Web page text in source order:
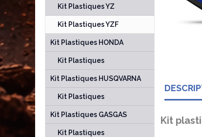
Kit Plastiques YZ
Kit Plastiques YZF
Kit Plastiques HONDA
Kit Plastiques
Kit Plastiques HUSQVARNA
Kit Plastiques
Kit Plastiques GASGAS
Kit Plastiques
Kit